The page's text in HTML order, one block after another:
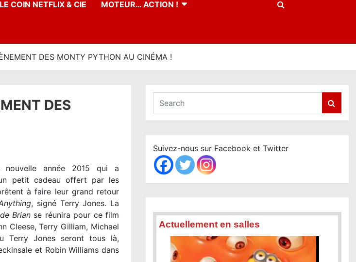
LE COIN NETFLIX & CIE MOTEUR… ACTION !
DES MONTY PYTHON AU CINÉMA !
DES
nouvelle année 2015 qui a
petit cadeau offert par les
à faire leur grand retour
, signé Terry Jones. La
Brian se réunira pour ce film
Cleese, Terry Gilliam, Michael
Terry Jones seront tous là,
et Robin Williams dans
a
c
h
Suivez-nous sur Facebook et Twitter
Actuellement en salles